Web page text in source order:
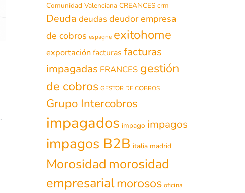
,
Comunidad Valenciana CREANCES crm
Deuda deudasdeudorempresa
de cobros espagne exitohome
exportaciónfacturas facturas
impagadas FRANCES gestión
de cobros GESTOR DE COBROS
Grupo Intercobros
impagados impago impagos
impagos B2B italia madrid
Morosidad morosidad
empresarialmorosos oficina